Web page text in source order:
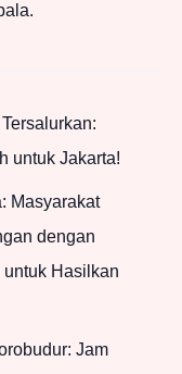
untuk Jakarta!
Masyarakat
dengan
Hasilkan
Jam